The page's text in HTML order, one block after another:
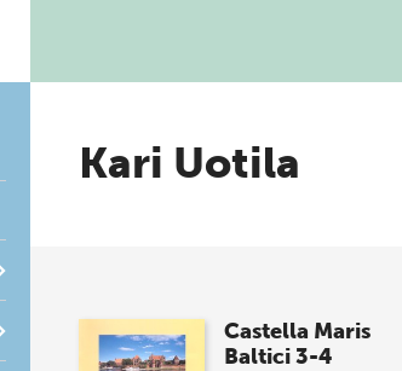
Kari Uotila
Castella Maris
Baltici 3-4